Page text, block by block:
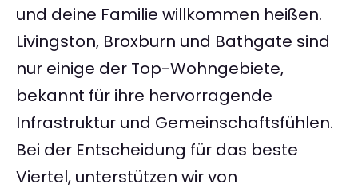
und deine Familie willkommen heißen.
Livingston, Broxburn und Bathgate sind
nur einige der Top-Wohngebiete,
bekannt für ihre hervorragende
Infrastruktur und Gemeinschaftsfühlen.
Bei der Entscheidung für das beste
Viertel, unterstützen wir von